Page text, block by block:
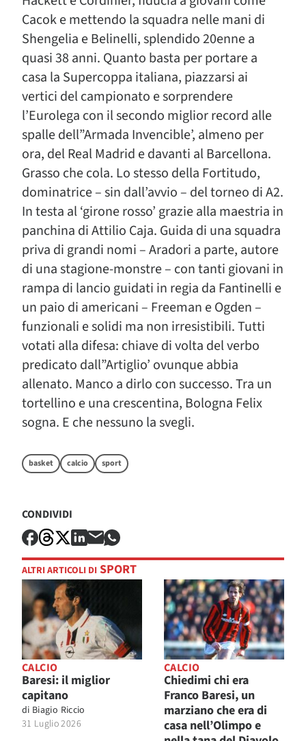
Cacok e mettendo la squadra nelle mani di
Shengelia e Belinelli, splendido 20enne a
quasi 38 anni. Quanto basta per portare a
casa la Supercoppa italiana, piazzarsi ai
vertici del campionato e sorprendere
l’Eurolega con il secondo miglior record alle
spalle dell”Armada Invencible’, almeno per
ora, del Real Madrid e davanti al Barcellona.
Grasso che cola. Lo stesso della Fortitudo,
dominatrice – sin dall’avvio – del torneo di A2.
In testa al ‘girone rosso’ grazie alla maestria in
panchina di Attilio Caja. Guida di una squadra
priva di grandi nomi – Aradori a parte, autore
di una stagione-monstre – con tanti giovani in
rampa di lancio guidati in regia da Fantinelli e
un paio di americani – Freeman e Ogden –
funzionali e solidi ma non irresistibili. Tutti
votati alla difesa: chiave di volta del verbo
predicato dall”Artiglio’ ovunque abbia
allenato. Manco a dirlo con successo. Tra un
tortellino e una crescentina, Bologna Felix
sogna. E che nessuno la svegli.
basket calcio sport
CONDIVIDI
ALTRI ARTICOLI DI SPORT
CALCIO
Baresi: il miglior
capitano
di Biagio Riccio
31 Luglio 2026
CALCIO
Chiedimi chi era
Franco Baresi, un
marziano che era di
casa nell’Olimpo e